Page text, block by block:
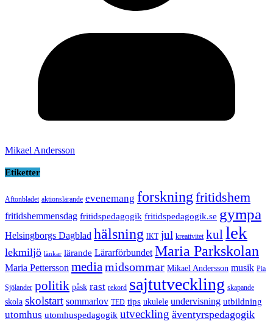
Mikael Andersson
Etiketter
Aftonbladet aktionslärande evenemang forskning fritidshem
fritidshemmensdag fritidspedagogik fritidspedagogik.se gympa
Helsingborgs Dagblad hälsning IKT jul kreativitet kul lek
lekmiljö länkar lärande Lärarförbundet Maria Parkskolan
Maria Pettersson media midsommar Mikael Andersson musik Pia
Sjölander politik påsk rast rekord sajtutveckling skapande
skola skolstart sommarlov TED tips ukulele undervisning utbildning
utomhus utomhuspedagogik utveckling äventyrspedagogik